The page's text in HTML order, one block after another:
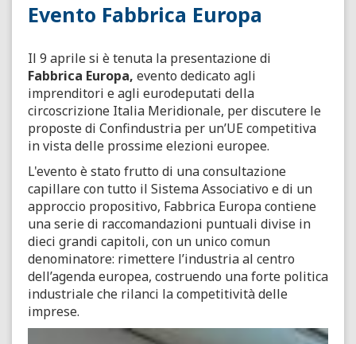
Evento Fabbrica Europa
Il 9 aprile si è tenuta la presentazione di
Fabbrica Europa, evento dedicato agli
imprenditori e agli eurodeputati della
circoscrizione Italia Meridionale, per discutere le
proposte di Confindustria per un’UE competitiva
in vista delle prossime elezioni europee.
L'evento è stato frutto di una consultazione
capillare con tutto il Sistema Associativo e di un
approccio propositivo, Fabbrica Europa contiene
una serie di raccomandazioni puntuali divise in
dieci grandi capitoli, con un unico comun
denominatore: rimettere l’industria al centro
dell’agenda europea, costruendo una forte politica
industriale che rilanci la competitività delle
imprese.